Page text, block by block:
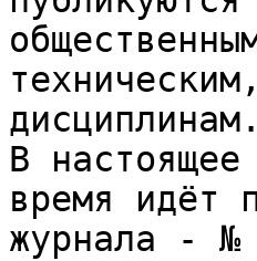
дисциплинам.
В настоящее
время идёт
журнала -